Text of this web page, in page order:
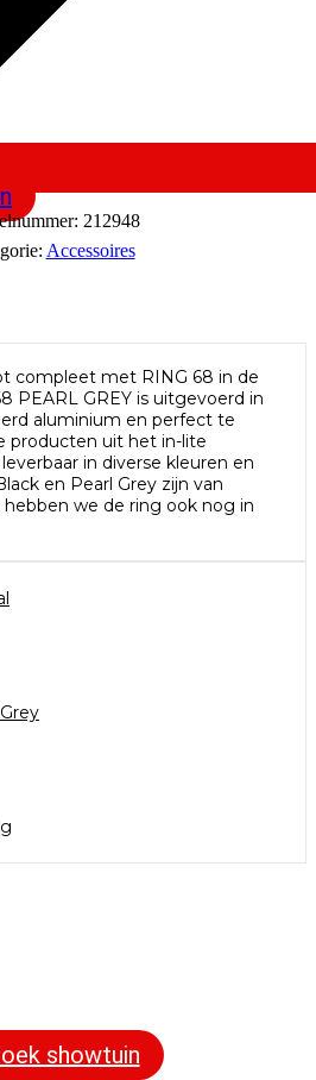
212948
Accessoires
compleet met RING 68 in de
PEARL GREY is uitgevoerd in
aluminium en perfect te
producten uit het in-lite
in diverse kleuren en
en Pearl Grey zijn van
we de ring ook nog in
showtuin